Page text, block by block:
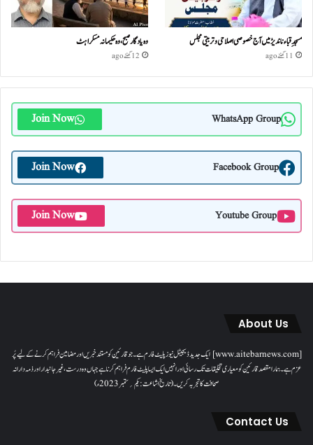
مسجدِ قباء ناندیڑ میں آج خصوصی اصلاحی و تربیتی مجلس
11 گھنٹے ago
وہ یادگار صبح، وہ حکیمانہ مسکراہٹ
12 گھنٹے ago
WhatsApp Group
Join Now
Facebook Group
Join Now
Youtube Group
Join Now
About Us
[www.aitebarnews.com] ایک جدید ڈیجیٹل نیوز پلیٹ فارم ہے۔ جو قارئین کو مستند خبریں اور مضامین فراہم کرنے کے لیے پُر
عزم ہے۔ ہمارا مقصدقارئین کو معیاری تخلیقات تک رسائی اور انہیں ایک ایسا پلیٹ فارم فراہم کرنا ہے جہاں وہ درست، غیر جانبدار اور ذمہ دارانہ
صحافت کا تجربہ کریں۔( تاریخ اشاعت : یکم؍ ستمبر 2023ء)
Contact Us